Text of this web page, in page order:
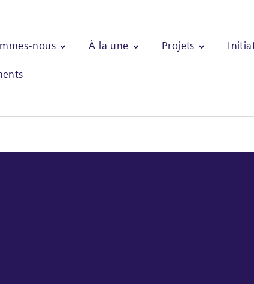
nous À la une Projets
pour la conception d'un projet pilote d'agroforesterie et